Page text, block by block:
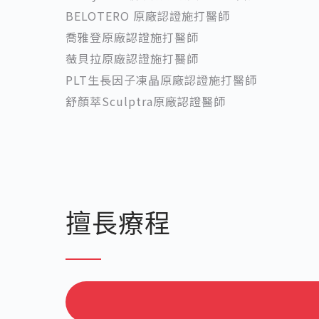
BELOTERO 原廠認證施打醫師
喬雅登原廠認證施打醫師
薇貝拉原廠認證施打醫師
PLT生長因子凍晶原廠認證施打醫師
舒顏萃Sculptra原廠認證醫師
擅長療程